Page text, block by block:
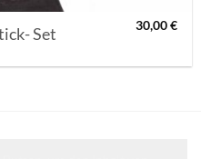
Set 30,00€